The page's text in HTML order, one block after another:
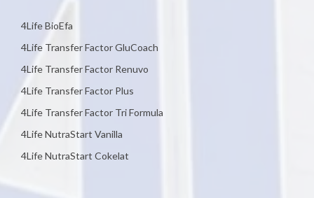
4Life BioEfa
4Life Transfer Factor GluCoach
4Life Transfer Factor Renuvo
4Life Transfer Factor Plus
4Life Transfer Factor Tri Formula
4Life NutraStart Vanilla
4Life NutraStart Cokelat